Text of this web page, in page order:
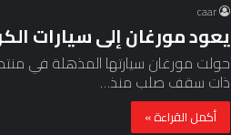
caar
يعود مورغان إلى سيارات
حولت مورغان سيارتها المذهلة في
ذات سقف صلب منذ…
أكمل القراءة »